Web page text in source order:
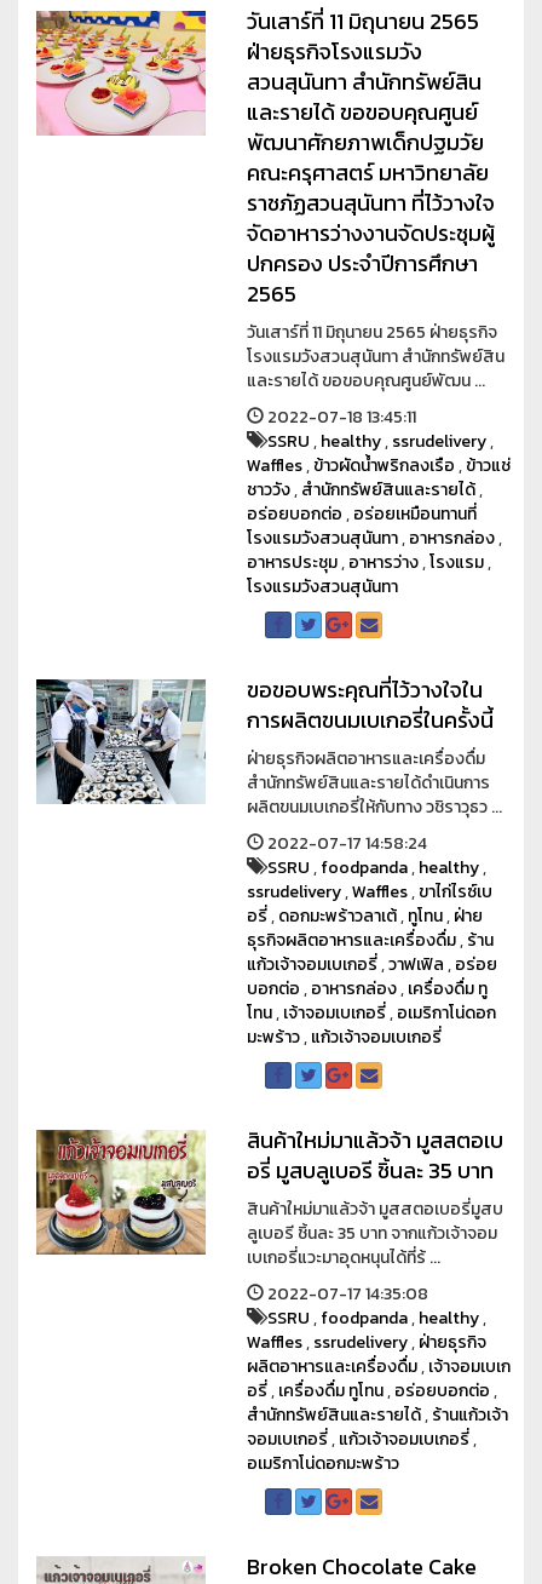
วันเสาร์ที่ 11 มิถุนายน 2565
ฝ่ายธุรกิจโรงแรมวัง
สวนสุนันทา สำนักทรัพย์สิน
และรายได้ ขอขอบคุณศูนย์
พัฒนาศักยภาพเด็กปฐมวัย
คณะครุศาสตร์ มหาวิทยาลัย
ราชภัฏสวนสุนันทา ที่ไว้วางใจ
จัดอาหารว่างงานจัดประชุมผู้
ปกครอง ประจำปีการศึกษา
2565
วันเสาร์ที่ 11 มิถุนายน 2565 ฝ่ายธุรกิจ
โรงแรมวังสวนสุนันทา สำนักทรัพย์สิน
และรายได้ ขอขอบคุณศูนย์พัฒน ...
2022-07-18 13:45:11
SSRU,healthy,ssrudelivery,
Waffles,ข้าวผัดน้ำพริกลงเรือ,ข้าวแช่
ชาววัง,สำนักทรัพย์สินและรายได้,
อร่อยบอกต่อ,อร่อยเหมือนทานที่
โรงแรมวังสวนสุนันทา,อาหารกล่อง,
อาหารประชุม,อาหารว่าง,โรงแรม,
โรงแรมวังสวนสุนันทา
ขอขอบพระคุณที่ไว้วางใจใน
การผลิตขนมเบเกอรี่ในครั้งนี้
ฝ่ายธุรกิจผลิตอาหารและเครื่องดื่ม
สำนักทรัพย์สินและรายได้ดำเนินการ
ผลิตขนมเบเกอรี่ให้กับทาง วชิราวุธว ...
2022-07-17 14:58:24
SSRU,foodpanda,healthy,
ssrudelivery,Waffles,ขาไก่ไรซ์เบ
อรี่,ดอกมะพร้าวลาเต้,ทูโทน,ฝ่าย
ธุรกิจผลิตอาหารและเครื่องดื่ม,ร้าน
แก้วเจ้าจอมเบเกอรี่,วาฟเฟิล,อร่อย
บอกต่อ,อาหารกล่อง,เครื่องดื่ม ทู
โทน,เจ้าจอมเบเกอรี่,อเมริกาโน่ดอก
มะพร้าว,แก้วเจ้าจอมเบเกอรี่
สินค้าใหม่มาแล้วจ้า มูสสตอเบ
อรี่ มูสบลูเบอรี ชิ้นละ 35 บาท
สินค้าใหม่มาแล้วจ้า มูสสตอเบอรี่มูสบ
ลูเบอรี ชิ้นละ 35 บาท จากแก้วเจ้าจอม
เบเกอรี่แวะมาอุดหนุนได้ที่ร้ ...
2022-07-17 14:35:08
SSRU,foodpanda,healthy,
Waffles,ssrudelivery,ฝ่ายธุรกิจ
ผลิตอาหารและเครื่องดื่ม,เจ้าจอมเบเก
อรี่,เครื่องดื่ม ทูโทน,อร่อยบอกต่อ,
สำนักทรัพย์สินและรายได้,ร้านแก้วเจ้า
จอมเบเกอรี่,แก้วเจ้าจอมเบเกอรี่,
อเมริกาโน่ดอกมะพร้าว
Broken Chocolate Cake